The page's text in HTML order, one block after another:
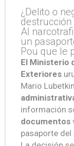
¿Delito o
Al
un
Pou que le
El Ministerio
Exteriores
Mario
información
documentos
pasaporte